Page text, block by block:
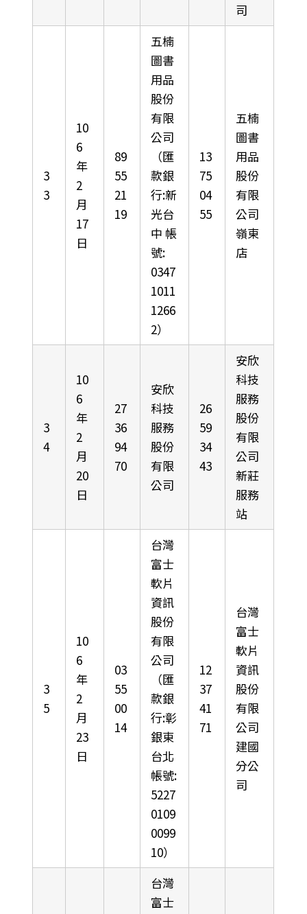
司
3
3
10
6
年
2
月
17
日
89
55
21
19
五楠
圖書
用品
股份
有限
公司
（匯
款銀
行:新
光台
中 帳
號:
0347
1011
1266
2）
13
75
04
55
五楠
圖書
用品
股份
有限
公司
嶺東
店
3
4
10
6
年
2
月
20
日
27
36
94
70
安欣
科技
服務
股份
有限
公司
26
59
34
43
安欣
科技
服務
股份
有限
公司
新莊
服務
站
3
5
10
6
年
2
月
23
日
03
55
00
14
台灣
富士
軟片
資訊
股份
有限
公司
（匯
款銀
行:彰
銀東
台北
帳號:
5227
0109
0099
10）
12
37
41
71
台灣
富士
軟片
資訊
股份
有限
公司
建國
分公
司
台灣
富士